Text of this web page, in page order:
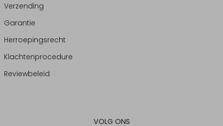
Verzending
Garantie
Herroepingsrecht
Klachtenprocedure
Reviewbeleid
VOLG ONS